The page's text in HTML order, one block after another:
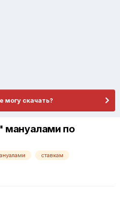
могу скачать?
по
ставкам